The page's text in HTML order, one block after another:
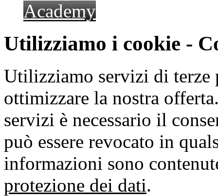
Academy
Utilizziamo i cookie -
Utilizziamo servizi di terze
ottimizzare la nostra
servizi è necessario il
può essere revocato in
informazioni sono
protezione dei dati.